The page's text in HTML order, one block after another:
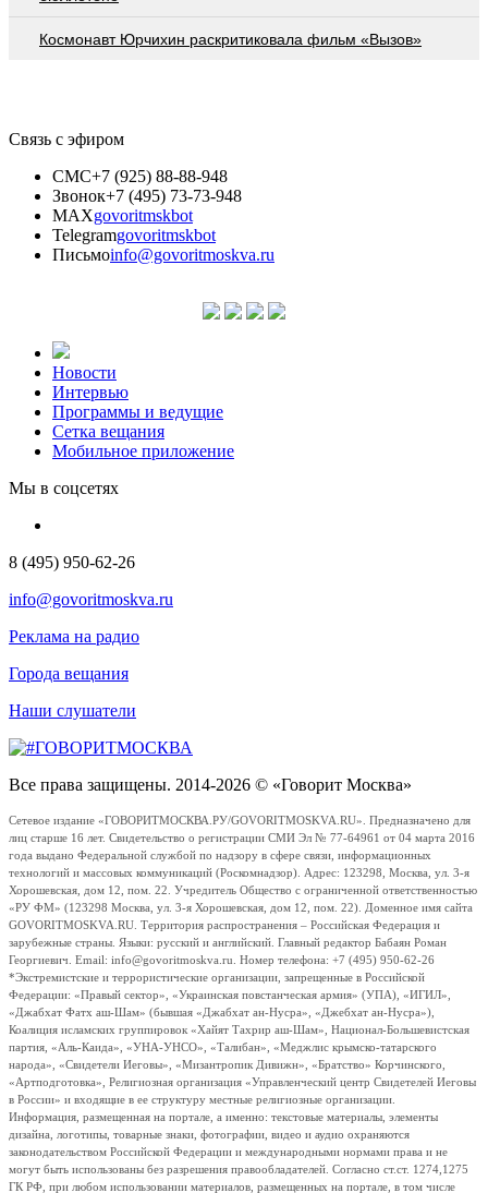
Космонавт Юрчихин раскритиковала фильм «Вызов»
Связь с эфиром
СМС+7 (925) 88-88-948
Звонок+7 (495) 73-73-948
MAXgovoritmskbot
Telegramgovoritmskbot
Письмоinfo@govoritmoskva.ru
Новости
Интервью
Программы и ведущие
Сетка вещания
Мобильное приложение
Мы в соцсетях
8 (495) 950-62-26
info@govoritmoskva.ru
Реклама на радио
Города вещания
Наши слушатели
Все права защищены. 2014-2026 © «Говорит Москва»
Сетевое издание «ГОВОРИТМОСКВА.РУ/GOVORITMOSKVA.RU». Предназначено для
лиц старше 16 лет. Свидетельство о регистрации СМИ Эл № 77-64961 от 04 марта 2016
года выдано Федеральной службой по надзору в сфере связи, информационных
технологий и массовых коммуникаций (Роскомнадзор). Адрес: 123298, Москва, ул. 3-я
Хорошевская, дом 12, пом. 22. Учредитель Общество с ограниченной ответственностью
«РУ ФМ» (123298 Москва, ул. 3-я Хорошевская, дом 12, пом. 22). Доменное имя сайта
GOVORITMOSKVA.RU. Территория распространения – Российская Федерация и
зарубежные страны. Языки: русский и английский. Главный редактор Бабаян Роман
Георгиевич. Email: info@govoritmoskva.ru. Номер телефона: +7 (495) 950-62-26
*Экстремистские и террористические организации, запрещенные в Российской
Федерации: «Правый сектор», «Украинская повстанческая армия» (УПА), «ИГИЛ»,
«Джабхат Фатх аш-Шам» (бывшая «Джабхат ан-Нусра», «Джебхат ан-Нусра»),
Коалиция исламских группировок «Хайят Тахрир аш-Шам», Национал-Большевистская
партия, «Аль-Каида», «УНА-УНСО», «Талибан», «Меджлис крымско-татарского
народа», «Свидетели Иеговы», «Мизантропик Дивижн», «Братство» Корчинского,
«Артподготовка», Религиозная организация «Управленческий центр Свидетелей Иеговы
в России» и входящие в ее структуру местные религиозные организации.
Информация, размещенная на портале, а именно: текстовые материалы, элементы
дизайна, логотипы, товарные знаки, фотографии, видео и аудио охраняются
законодательством Российской Федерации и международными нормами права и не
могут быть использованы без разрешения правообладателей. Согласно ст.ст. 1274,1275
ГК РФ, при любом использовании материалов, размещенных на портале, в том числе